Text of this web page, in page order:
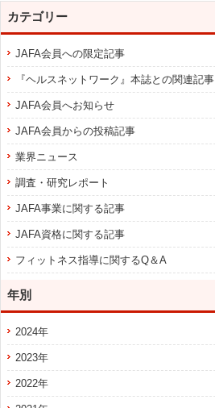
カテゴリー
JAFA会員への限定記事
『ヘルスネットワーク』本誌との関連記事
JAFA会員へお知らせ
JAFA会員からの投稿記事
業界ニュース
調査・研究レポート
JAFA事業に関する記事
JAFA資格に関する記事
フィットネス指導に関するQ＆A
年別
2024年
2023年
2022年